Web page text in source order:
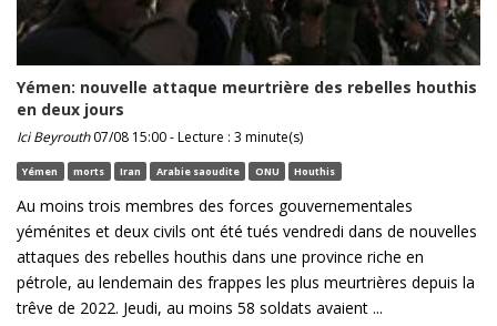
Yémen: nouvelle attaque meurtrière des rebelles houthis
en deux jours
Ici Beyrouth07/08 15:00 - Lecture : 3 minute(s)
Yémen morts Iran Arabie saoudite ONU Houthis
Au moins trois membres des forces gouvernementales
yéménites et deux civils ont été tués vendredi dans de nouvelles
attaques des rebelles houthis dans une province riche en
pétrole, au lendemain des frappes les plus meurtrières depuis la
trêve de 2022. Jeudi, au moins 58 soldats avaient ...